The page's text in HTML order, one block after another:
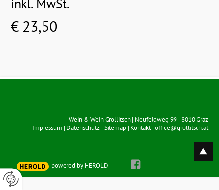
inkl. MwSt.
€ 23,50
Wein & Wein Grollitsch| Neufeldweg 99| 8010 Graz
Impressum | Datenschutz| Sitemap| Kontakt| office@grollitsch.at
powered by HEROLD